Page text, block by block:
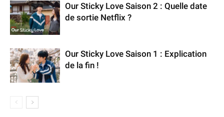
Our Sticky Love Saison 2 : Quelle date
de sortie Netflix ?
Our Sticky Love Saison 1 : Explication
de la fin !